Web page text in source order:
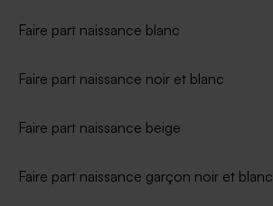
Faire part naissance blanc
Faire part naissance noir et blanc
Faire part naissance beige
Faire part naissance garçon noir et blanc